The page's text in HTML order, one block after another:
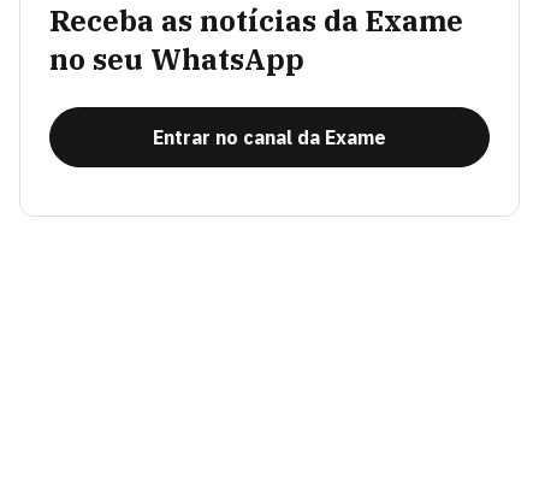
Receba as notícias da Exame
no seu WhatsApp
Entrar no canal da Exame